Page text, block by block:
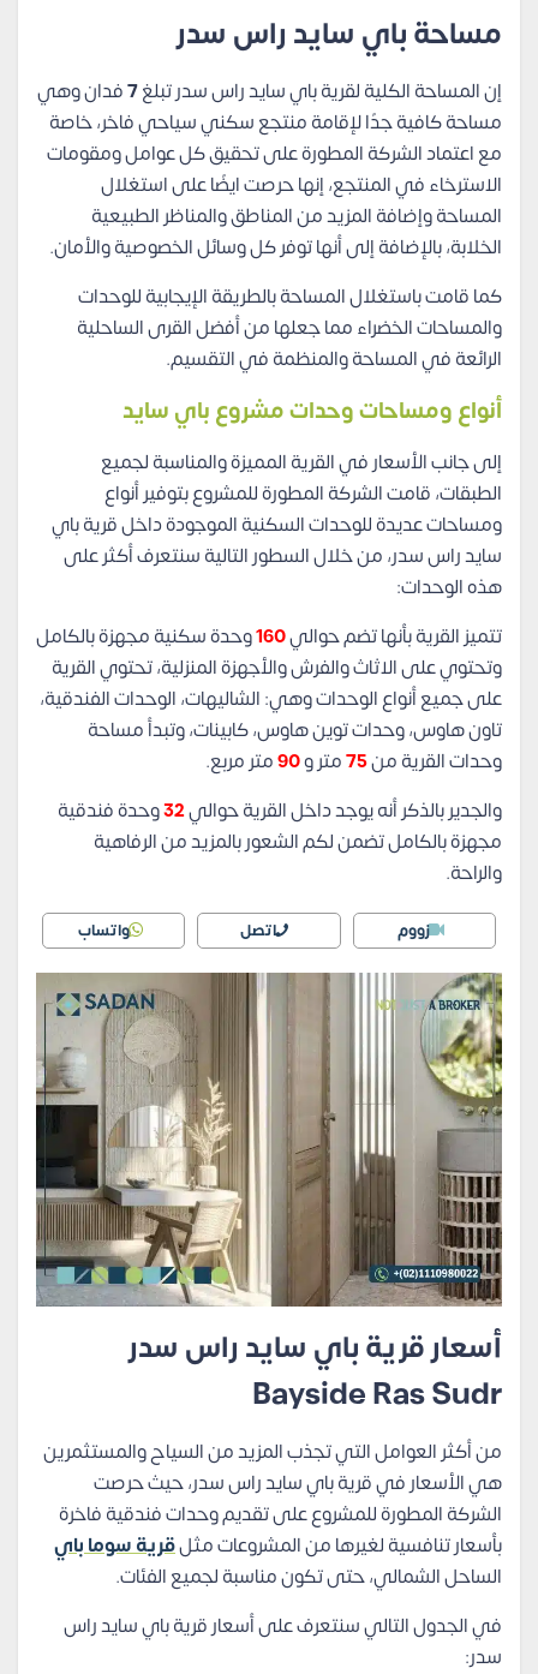
مساحة باي سايد راس سدر
إن المساحة الكلية لقرية باي سايد راس سدر تبلغ7فدان وهي
مساحة كافية جدًا لإقامة منتجع سكني سياحي فاخر، خاصة
مع اعتماد الشركة المطورة على تحقيق كل عوامل ومقومات
الاسترخاء في المنتجع، إنها حرصت ايضًا على استغلال
المساحة وإضافة المزيد من المناطق والمناظر الطبيعية
الخلابة، بالإضافة إلى أنها توفر كل وسائل الخصوصية والأمان.
كما قامت باستغلال المساحة بالطريقة الإيجابية للوحدات
والمساحات الخضراء مما جعلها من أفضل القرى الساحلية
الرائعة في المساحة والمنظمة في التقسيم.
أنواع ومساحات وحدات مشروع باي سايد
إلى جانب الأسعار في القريةالمميزة والمناسبة لجميع
الطبقات، قامت الشركة المطورة للمشروع بتوفير أنواع
ومساحات عديدة للوحدات السكنية الموجودة داخل قرية باي
سايد راس سدر، من خلال السطور التالية سنتعرف أكثر على
هذه الوحدات:
تتميز القرية بأنها تضم حوالي160وحدة سكنية مجهزة بالكامل
وتحتوي على الاثاث والفرش والأجهزة المنزلية، تحتوي القرية
على جميع أنواع الوحدات وهي: الشاليهات، الوحدات الفندقية،
تاون هاوس، وحدات توين هاوس، كابينات، وتبدأ مساحة
وحدات القرية من75متر و90متر مربع.
والجدير بالذكر أنه يوجد داخل القرية حوالي32وحدة فندقية
مجهزة بالكامل تضمن لكم الشعور بالمزيد من الرفاهية
والراحة.
زووم اتصل واتساب
أسعار قرية باي سايد راس سدر
Bayside Ras Sudr
من أكثر العوامل التي تجذب المزيد من السياح والمستثمرين
هي الأسعار في قرية باي سايد راس سدر، حيث حرصت
الشركة المطورة للمشروع على تقديم وحدات فندقية فاخرة
بأسعار تنافسية لغيرها من المشروعات مثلقرية سوما باي
الساحل الشمالي، حتى تكون مناسبة لجميع الفئات.
في الجدول التالي سنتعرف على أسعار قرية باي سايد راس
سدر: